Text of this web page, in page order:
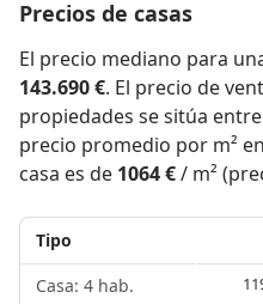
Precios de casas
El precio mediano para
143.690 €. El precio de
propiedades se sitúa entre
precio promedio por m²
casa es de 1064 €/ m²
Tipo
Casa: 4 hab.